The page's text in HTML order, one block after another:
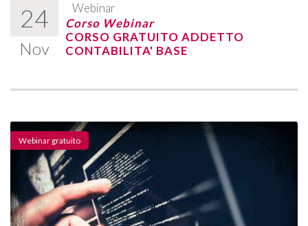
24
Nov
Webinar
Corso Webinar
CORSO GRATUITO ADDETTO
CONTABILITA' BASE
Webinar gratuito